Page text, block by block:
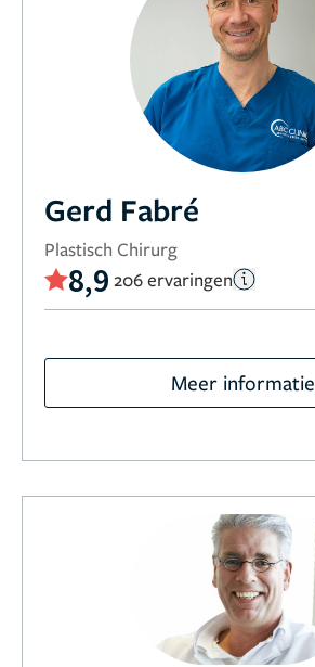
Gerd Fabré
Plastisch Chirurg
8,9 206 ervaringen
Meer informatie